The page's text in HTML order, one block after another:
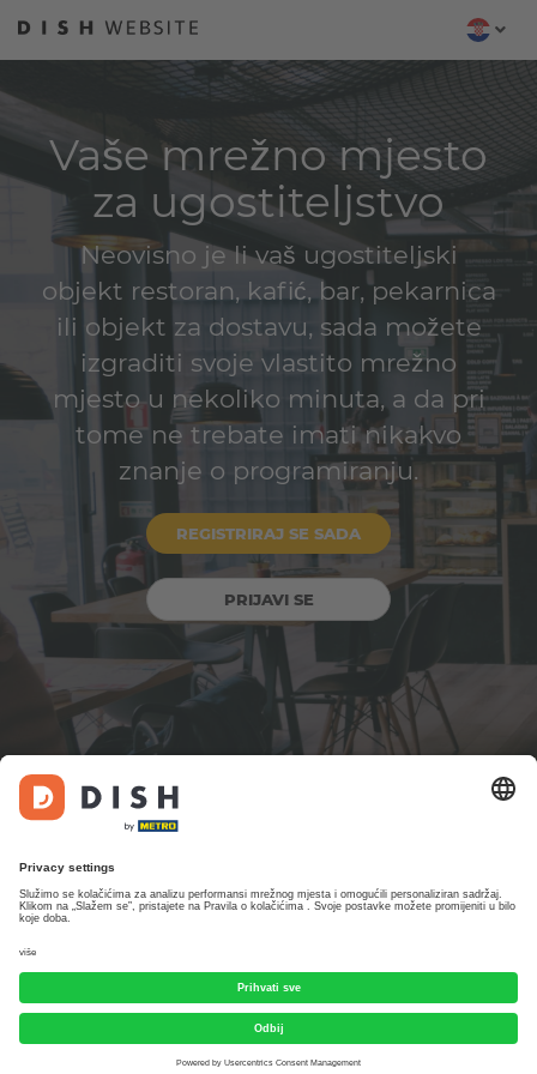
Vaše mrežno mjesto
za ugostiteljstvo
Neovisno je li vaš ugostiteljski
objekt restoran, kafić, bar, pekarnica
ili objekt za dostavu, sada možete
izgraditi svoje vlastito mrežno
mjesto u nekoliko minuta, a da pri
tome ne trebate imati nikakvo
znanje o programiranju.
REGISTRIRAJ SE SADA
PRIJAVI SE
Dizajniralo društvo DISH Digital Solutions GmbH. Sva prava pridržana.
Česta pitanja